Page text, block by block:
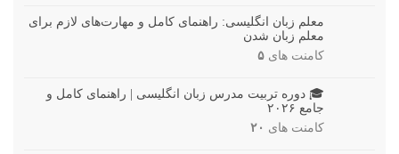
معلم زبان انگلیسی: راهنمای کامل و مهارت‌های لازم برای
معلم زبان شدن
کامنت های ۵
🎓 دوره تربیت مدرس زبان انگلیسی | راهنمای کامل و
جامع ۲۰۲۶
کامنت های ۲۰